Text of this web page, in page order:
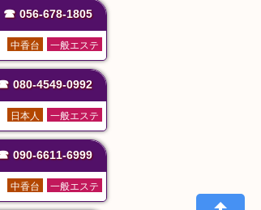
☎ 056-678-1805
一般エステ
中香台
080-4549-0992
一般エステ
日本人
090-6611-6999
一般エステ
中香台